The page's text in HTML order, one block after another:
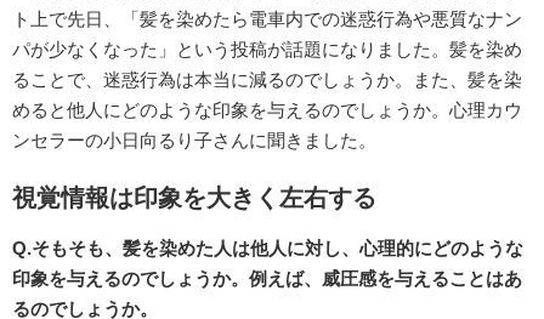
ト上で先日、「髪を染めたら電車内での迷惑行為や悪質なナン
パが少なくなった」という投稿が話題になりました。髪を染め
ることで、迷惑行為は本当に減るのでしょうか。また、髪を染
めると他人にどのような印象を与えるのでしょうか。心理カウ
ンセラーの小日向るり子さんに聞きました。
視覚情報は印象を大きく左右する
Q.そもそも、髪を染めた人は他人に対し、心理的にどのような
印象を与えるのでしょうか。例えば、威圧感を与えることはあ
るのでしょうか。